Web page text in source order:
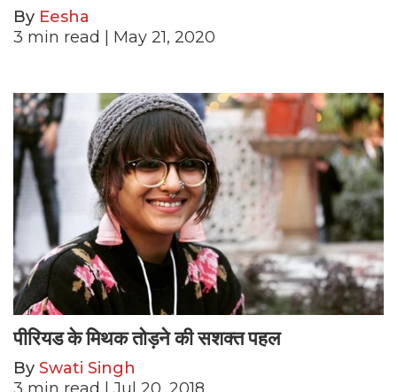
By Eesha
3 min read | May 21, 2020
पीरियड के मिथक तोड़ने की सशक्त पहल
By Swati Singh